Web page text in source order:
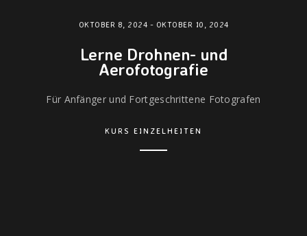
OKTOBER 8, 2024 - OKTOBER 10, 2024
Lerne Drohnen- und
Aerofotografie
Für Anfänger und Fortgeschrittene Fotografen
KURS EINZELHEITEN